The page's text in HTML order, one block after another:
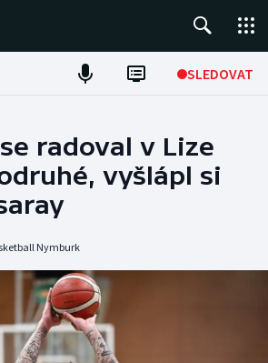
SLEDOVAT
radoval v Lize
vyšlápl si
Nymburk